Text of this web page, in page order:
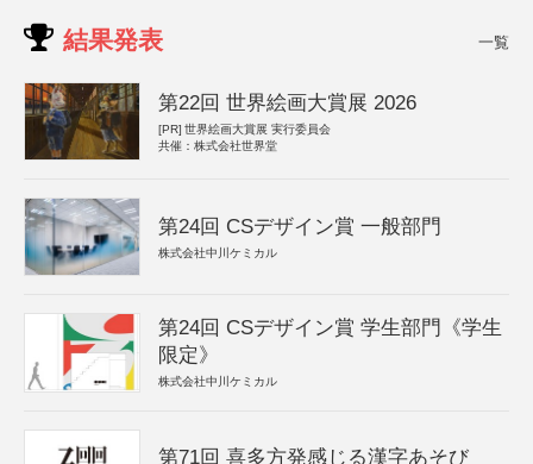
結果発表 一覧
第22回 世界絵画大賞展 2026
[PR] 世界絵画大賞展 実行委員会
共催：株式会社世界堂
第24回 CSデザイン賞 一般部門
株式会社中川ケミカル
第24回 CSデザイン賞 学生部門《学生
限定》
株式会社中川ケミカル
第71回 喜多方発感じる漢字あそび